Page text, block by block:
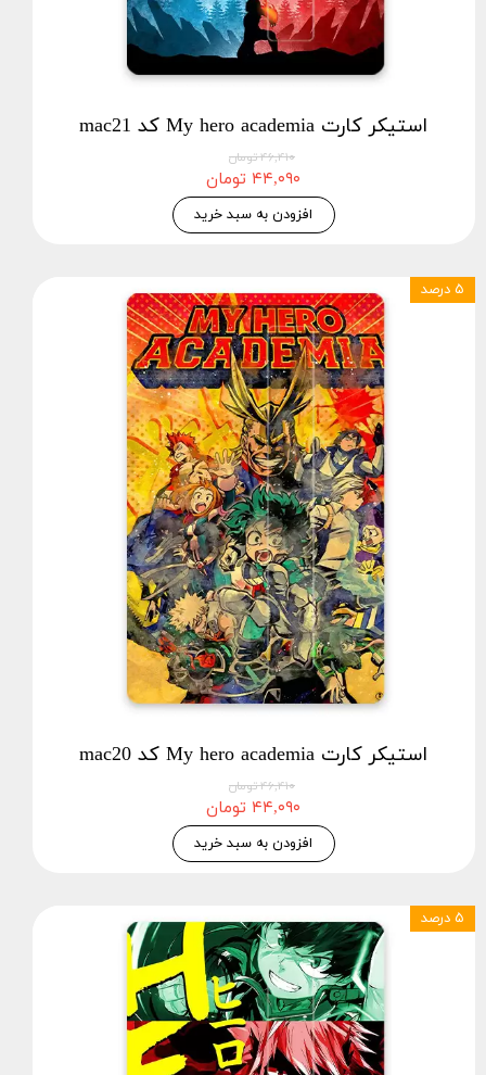
استیکر کارت My hero academia کد mac21
۴۶,۴۱۰ تومان
۴۴,۰۹۰ تومان
افزودن به سبد خرید
استیکر کارت My hero academia کد mac20
۴۶,۴۱۰ تومان
۴۴,۰۹۰ تومان
افزودن به سبد خرید
۵ درصد
۵ درصد